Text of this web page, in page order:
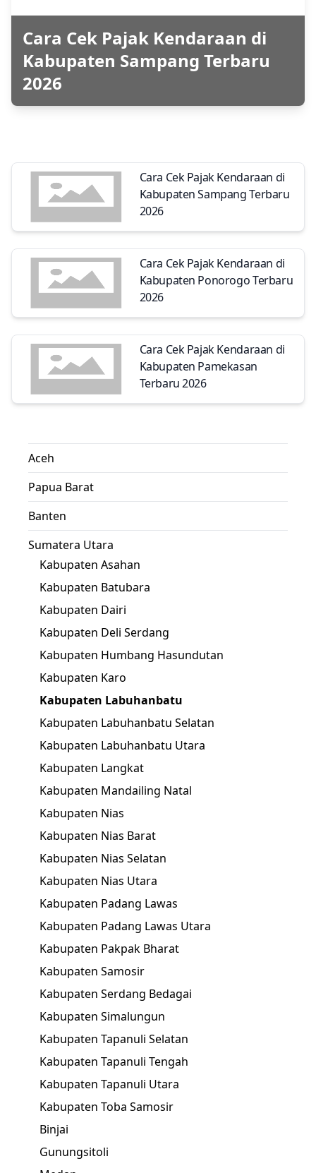
Cara Cek Pajak Kendaraan di
Kabupaten Sampang Terbaru
2026
Cara Cek Pajak Kendaraan di
Kabupaten Sampang Terbaru
2026
Cara Cek Pajak Kendaraan di
Kabupaten Ponorogo Terbaru
2026
Cara Cek Pajak Kendaraan di
Kabupaten Pamekasan
Terbaru 2026
Aceh
Papua Barat
Banten
Sumatera Utara
Kabupaten Asahan
Kabupaten Batubara
Kabupaten Dairi
Kabupaten Deli Serdang
Kabupaten Humbang Hasundutan
Kabupaten Karo
Kabupaten Labuhanbatu
Kabupaten Labuhanbatu Selatan
Kabupaten Labuhanbatu Utara
Kabupaten Langkat
Kabupaten Mandailing Natal
Kabupaten Nias
Kabupaten Nias Barat
Kabupaten Nias Selatan
Kabupaten Nias Utara
Kabupaten Padang Lawas
Kabupaten Padang Lawas Utara
Kabupaten Pakpak Bharat
Kabupaten Samosir
Kabupaten Serdang Bedagai
Kabupaten Simalungun
Kabupaten Tapanuli Selatan
Kabupaten Tapanuli Tengah
Kabupaten Tapanuli Utara
Kabupaten Toba Samosir
Binjai
Gunungsitoli